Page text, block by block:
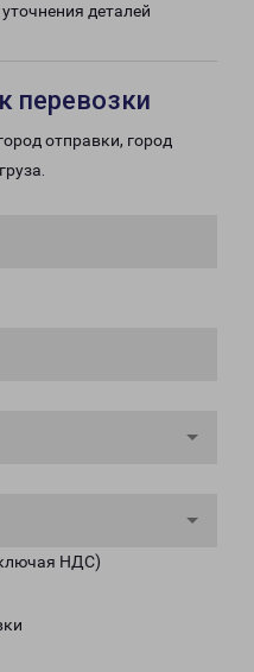
деталей
перевозки
отправки, город
НДС)